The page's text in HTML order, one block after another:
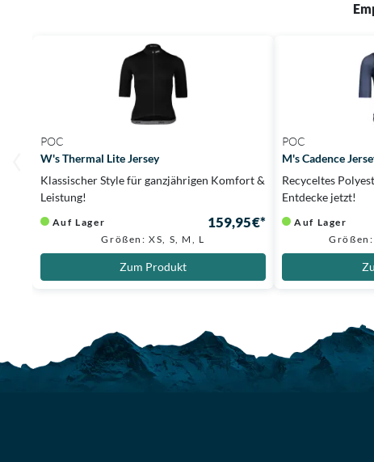
POC
W's Thermal Lite Jersey
Klassischer Style für ganzjährigen Komfort &
Leistung!
Auf Lager 159,95 €*
Größen: XS, S, M, L
Zum Produkt
POC
M's Cadence
Recyceltes
Entdecke jetzt!
Auf Lager
Größen: